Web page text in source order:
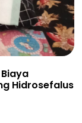
Hidrosefalus